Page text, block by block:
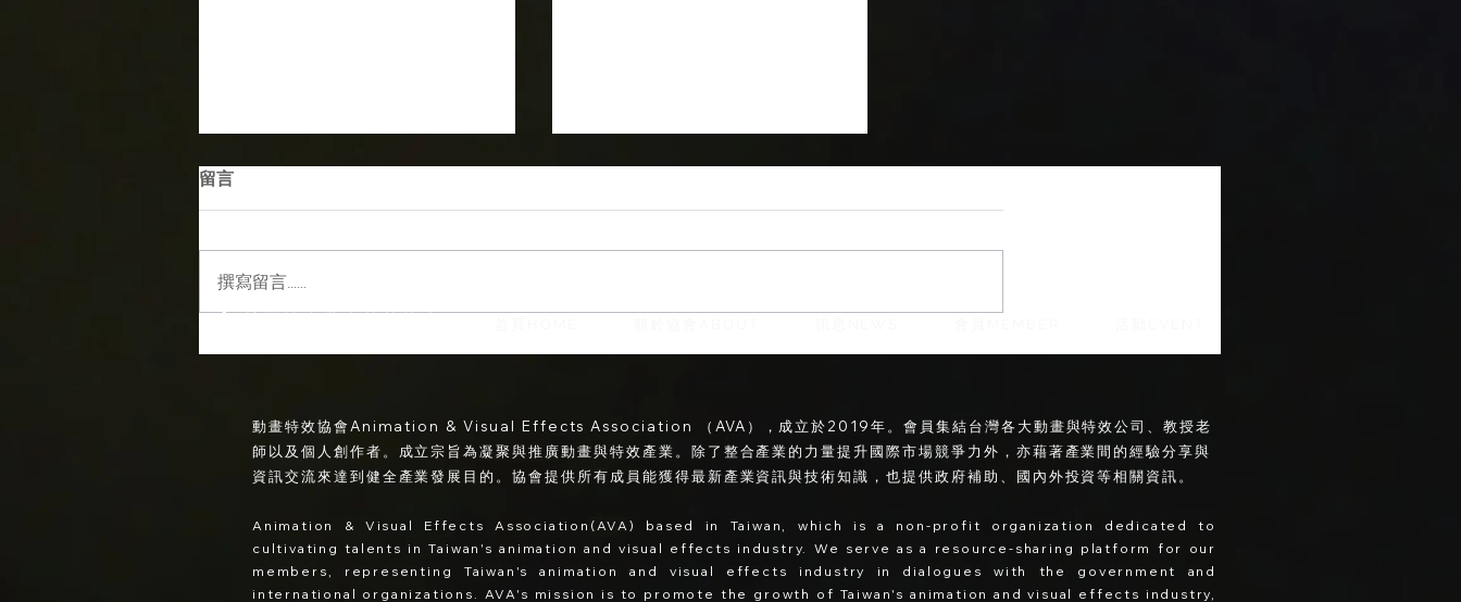
【AVA 全新企劃系列首發】解
【TDAL】從傳統拍攝到虛擬
留言
撰寫留言......
動畫特效協會Animation & Visual Effects Association （AVA），成立於2019年。會員集結台灣各大動畫與特效公司、教授老
師以及個人創作者。成立宗旨為凝聚與推廣動畫與特效產業。除了整合產業的力量提升國際市場競爭力外，亦藉著產業間的經驗分享與
資訊交流來達到健全產業發展目的。協會提供所有成員能獲得最新產業資訊與技術知識，也提供政府補助、國內外投資等相關資訊。
Animation & Visual Effects Association(AVA) based in Taiwan, which is a non-profit organization dedicated to
cultivating talents in Taiwan's animation and visual effects industry. We serve as a resource-sharing platform for our
member s, represe nting Taiwan's animation and visual effects industry in dialogues with the government and
international organizations. AVA's mission is to promote the growth of Taiwan's animation and visual effects industry,